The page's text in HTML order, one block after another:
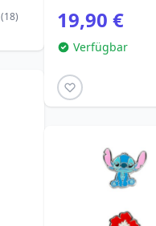
(18) 19,90 €
Verfügbar